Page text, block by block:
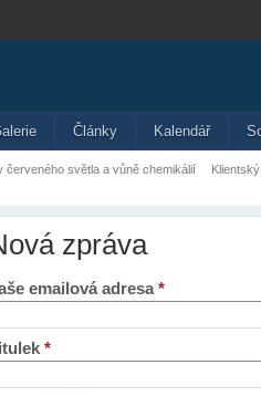
Články Kalendář
červeného světla a vůně chemikálií
zpráva
emailová adresa*
*